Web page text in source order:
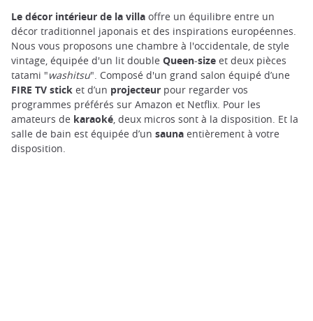
Le décor intérieur de la villa offre un équilibre entre un
décor traditionnel japonais et des inspirations européennes.
Nous vous proposons une chambre à l'occidentale, de style
vintage, équipée d'un lit double Queen-size et deux pièces
tatami "washitsu". Composé d'un grand salon équipé d’une
FIRE TV stick et d’un projecteur pour regarder vos
programmes préférés sur Amazon et Netflix. Pour les
amateurs de karaoké, deux micros sont à la disposition. Et la
salle de bain est équipée d’un sauna entièrement à votre
disposition.